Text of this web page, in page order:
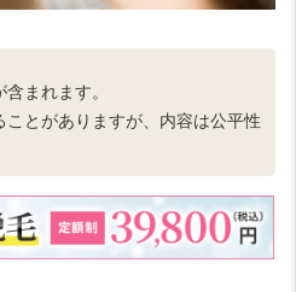
まれます。
とがありますが、内容は公平性